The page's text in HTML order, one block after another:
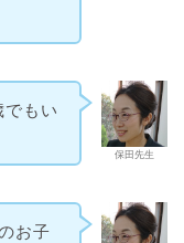
保田先生
もい
お子